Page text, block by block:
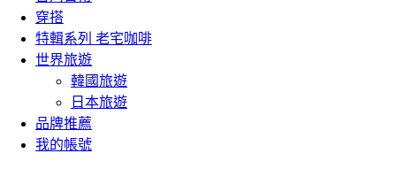
穿搭
特輯系列 老宅咖啡
世界旅遊
韓國旅遊
日本旅遊
品牌推薦
我的帳號